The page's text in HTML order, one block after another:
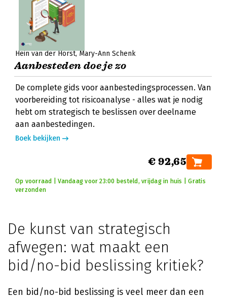
Hein van der Horst Mary-Ann Schenk
Aanbesteden doe je zo
De complete gids voor aanbestedingsprocessen. Van
voorbereiding tot risicoanalyse - alles wat je nodig
hebt om strategisch te beslissen over deelname
aan aanbestedingen.
Boek bekijken
€ 92,65
Op voorraad | Vandaag voor 23:00 besteld, vrijdag in huis | Gratis
verzonden
De kunst van strategisch
afwegen: wat maakt een
bid/no-bid beslissing kritiek?
Een bid/no-bid beslissing is veel meer dan een